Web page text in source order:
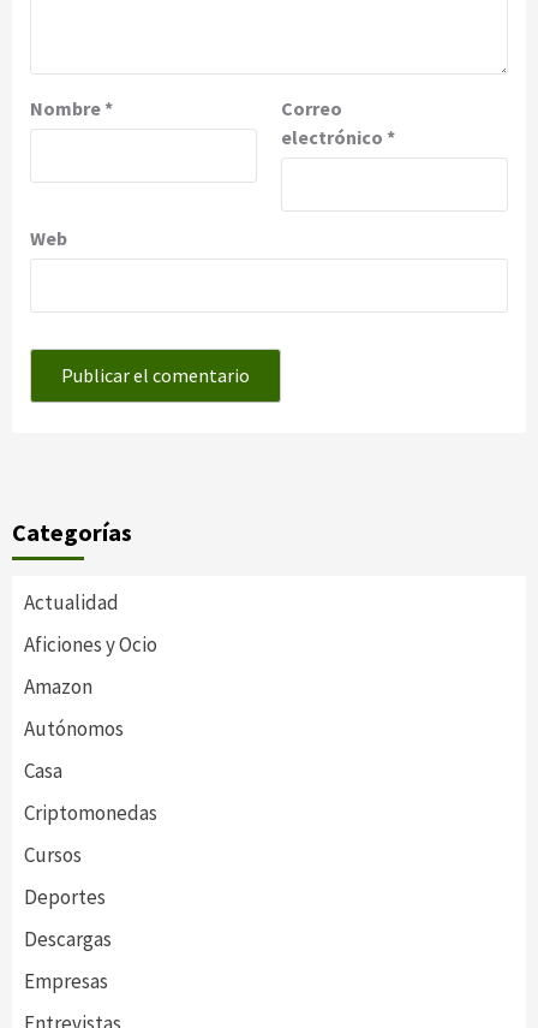
Nombre*
Correo
electrónico *
Web
Categorías
Actualidad
Aficiones y Ocio
Amazon
Autónomos
Casa
Criptomonedas
Cursos
Deportes
Descargas
Empresas
Entrevistas